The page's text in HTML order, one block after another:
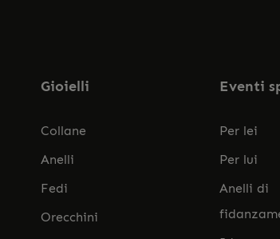
Gioielli
Collane
Anelli
Fedi
Orecchini
Eventi
Per lei
Per lui
Anelli di